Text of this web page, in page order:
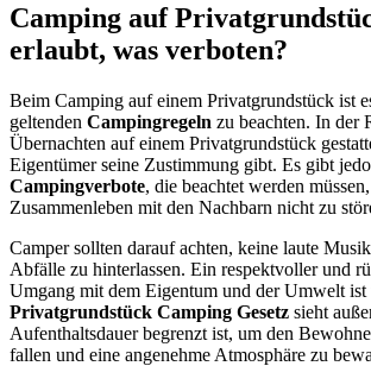
Camping auf
erlaubt, was verboten?
Beim Camping auf einem Privatgrundstück ist
geltenden Campingregeln zu beachten. In der
Übernachten auf einem Privatgrundstück
Eigentümer seine Zustimmung gibt. Es gibt
Campingverbote, die beachtet werden
Zusammenleben mit den Nachbarn nicht zu
Camper sollten darauf achten, keine laute
Abfälle zu hinterlassen. Ein respektvoller und
Umgang mit dem Eigentum und der Umwelt ist
Privatgrundstück Camping Gesetz sieht
Aufenthaltsdauer begrenzt ist, um den
fallen und eine angenehme Atmosphäre zu